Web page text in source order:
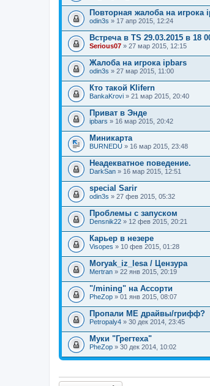
Повторная жалоба на игрока
odin3s » 17 апр 2015, 12:24
Встреча в TS 29.03.2015 в 18
Serious07 » 27 мар 2015, 12:15
Жалоба на игрока ipbars
odin3s » 27 мар 2015, 11:00
Кто такой Klifern
BankaKrovi » 21 мар 2015, 20:40
Приват в Энде
ipbars » 16 мар 2015, 20:42
Миникарта
BURNEDU » 16 мар 2015, 23:48
Неадекватное поведение.
DarkSan » 16 мар 2015, 12:51
special Sarir
odin3s » 27 фев 2015, 05:32
Проблемы с запуском
Densnik22 » 12 фев 2015, 20:21
Карьер в незере
Visopes » 10 фев 2015, 01:28
Moryak_iz_lesa / Цензура
Mertran » 22 янв 2015, 20:19
"/mining" на Ассорти
PheZop » 01 янв 2015, 08:07
Пропали МЕ драйвы/грифф?
Petropaly4 » 30 дек 2014, 23:45
Муки "Грегтеха"
PheZop » 30 дек 2014, 10:02